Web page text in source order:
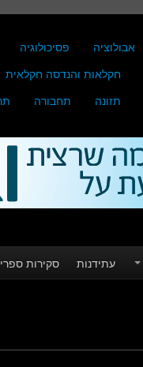
אבולוציה פסיכולוגיה
חקלאות והנדסה חקלאית
תזונה תחבורה
עתידנות סקירות